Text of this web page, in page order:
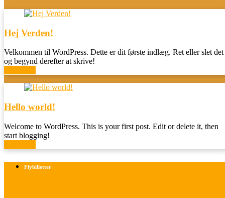
Hej Verden!
Velkommen til WordPress. Dette er dit første indlæg. Ret eller slet det
og begynd derefter at skrive!
Hello world!
Welcome to WordPress. This is your first post. Edit or delete it, then
start blogging!
Flybilletter